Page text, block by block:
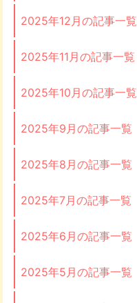
2025年12月の記事一覧
2025年11月の記事一覧
2025年10月の記事一覧
2025年9月の記事一覧
2025年8月の記事一覧
2025年7月の記事一覧
2025年6月の記事一覧
2025年5月の記事一覧